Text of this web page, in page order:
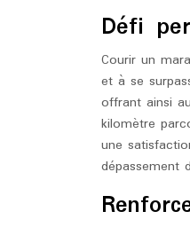
Défi
Courir un
et à se
offrant ainsi
kilomètre
une
dépassement